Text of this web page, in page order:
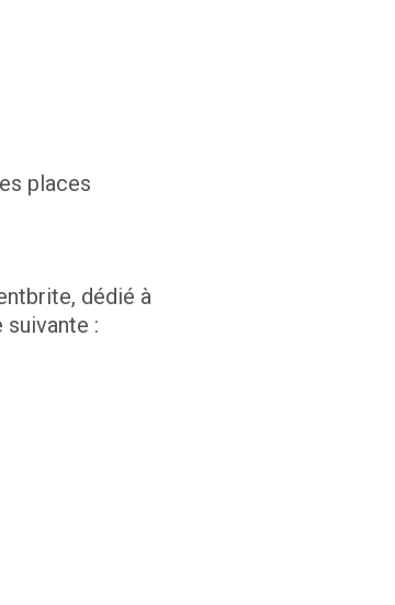
places
dédié à
suivante :